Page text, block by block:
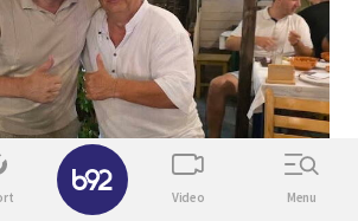
Video Menu
✕